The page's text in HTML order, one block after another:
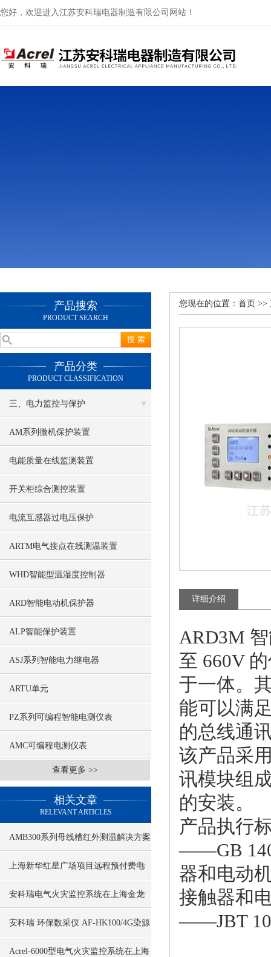
您好，欢迎进入江苏安科瑞电器制造有限公司网站！
产品搜索
PRODUCT SEARCH
产品分类
PRODUCT CLASSIFICATION
三、电力监控与保护
AM系列微机保护装置
电能质量在线监测装置
开关柜综合测控装置
电流互感器过电压保护
ARTM电气接点在线测温装置
WHD智能型温湿度控制器
ARD智能电动机保护器
ALP智能保护装置
ASJ系列智能电力继电器
ARTU单元
PZ系列可编程智能电测仪表
AMC可编程电测仪表
查看更多 >>
相关文章
RELEVANT ARTICLES
AMB300系列母线槽红外测温解决方案
南沙XX养殖项目案例分享
上海新华红星广场项目远程预付费电
能管理系统的设计与应用
安科瑞电气火灾监控系统在上海金龙
鱼大厦项目的应用
安科瑞 环保数采仪 AF-HK100/4G染源
在线监测数据采集传输仪
Acrel-6000型电气火灾监控系统在上海
您现在的位置： 首页 >>
详细介绍
ARD3M
至 660V
于一体。
能可以满
的总线通
该产品采
讯模块组
的安装。
产品执行
——GB
器和电动
接触器和
——JBT